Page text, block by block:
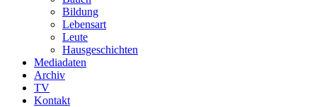
Bildung
Lebensart
Leute
Hausgeschichten
Mediadaten
Archiv
TV
Kontakt